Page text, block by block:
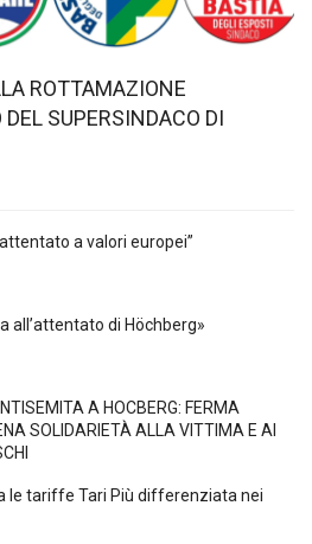
ROTTAMAZIONE
SUPERSINDACO DI
a valori europei”
all’attentato di Höchberg»
A HÖCBERG: FERMA
SOLIDARIETÀ ALLA VITTIMA E AI
le tariffe Tari Più differenziata nei